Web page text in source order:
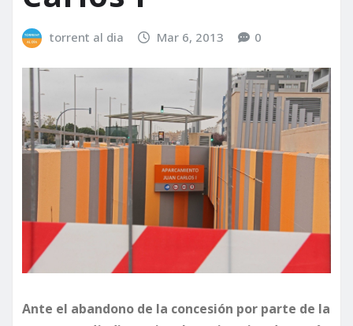
torrent al dia Mar 6, 2013 0
Ante el abandono de la concesión por parte de la